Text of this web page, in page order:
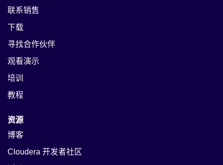
联系销售
下载
寻找合作伙伴
观看演示
培训
教程
资源
博客
Cloudera 开发者社区